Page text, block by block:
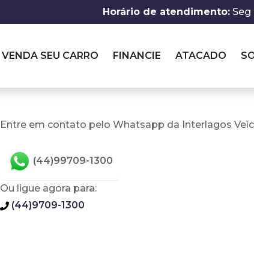
Horário de atendimento: Seg
VENDA SEU CARRO FINANCIE ATACADO
Entre em contato pelo Whatsapp da Interlagos
(44)99709-1300
Ou ligue agora para:
(44)9709-1300